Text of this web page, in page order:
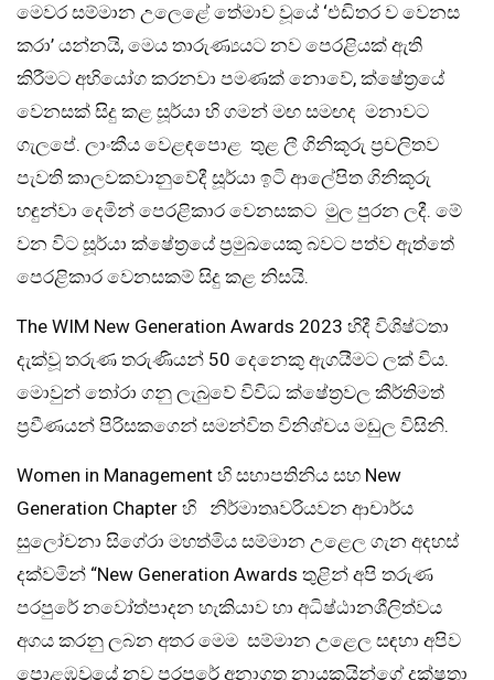
මෙවර සම්මාන උලෙළේ තේමාව වූයේ ‘එඩිතර ව වෙනස
කරා’ යන්නයි, මෙය තාරුණ්‍යයට නව පෙරළියක් ඇති
කිරීමට අභියෝග කරනවා පමණක් නොවේ, ක්ෂේත්‍රයේ
වෙනසක් සිදු කළ සූර්යා හි ගමන් මඟ සමඟද මනාවට
ගැලපේ. ලාංකීය වෙළඳපොළ තුළ ලී ගිනිකූරු ප්‍රචලිතව
පැවති කාලවකවානුවේදී සූර්යා ඉටි ආලේපිත ගිනිකූරු
හඳුන්වා දෙමින් පෙරළිකාර වෙනසකට මුල පුරන ලදී. මේ
වන විට සූර්යා ක්ෂේත්‍රයේ ප්‍රමුඛයෙකු බවට පත්ව ඇත්තේ
පෙරළිකාර වෙනසකම් සිදු කළ නිසයි.
The WIM New Generation Awards 2023 හිදී විශිෂ්ටතා
දැක්වූ තරුණ තරුණියන් 50 දෙනෙකු ඇගයීමට ලක් විය.
මොවුන් තෝරා ගනු ලැබුවේ විවිධ ක්ෂේත්‍රවල කීර්තිමත්
ප්‍රවීණයන් පිරිසකගෙන් සමන්විත විනිශ්චය මඩුල විසිනි.
Women in Management හි සභාපතිනිය සහ New
Generation Chapter හි නිර්මාතෘවරියවන ආචාර්ය
සුලෝචනා සිගේරා මහත්මිය සම්මාන උළෙල ගැන අදහස්
දක්වමින් “New Generation Awards තුළින් අපි තරුණ
පරපුරේ නවෝත්පාදන හැකියාව හා අධිෂ්ඨානශීලිත්වය
අගය කරනු ලබන අතර මෙම සම්මාන උළෙල සඳහා අපිව
පොළඹවූයේ නව පරපුරේ අනාගත නායකයින්ගේ දක්ෂතා